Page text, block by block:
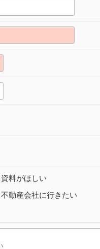
資料がほしい
不動産会社に行きたい